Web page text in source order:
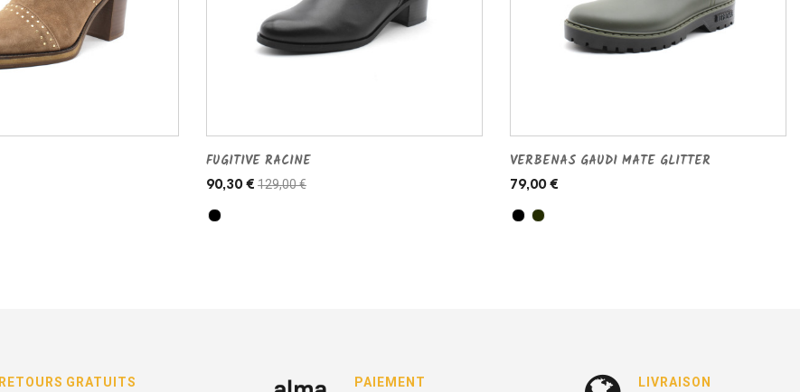
FUGITIVE RACINE
90,30 € 129,00 €
VERBENAS GAUDI MATE GLITTER
79,00 €
RETOURS GRATUITS
PAIEMENT
LIVRAISON